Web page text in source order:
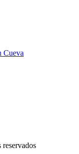
Cueva